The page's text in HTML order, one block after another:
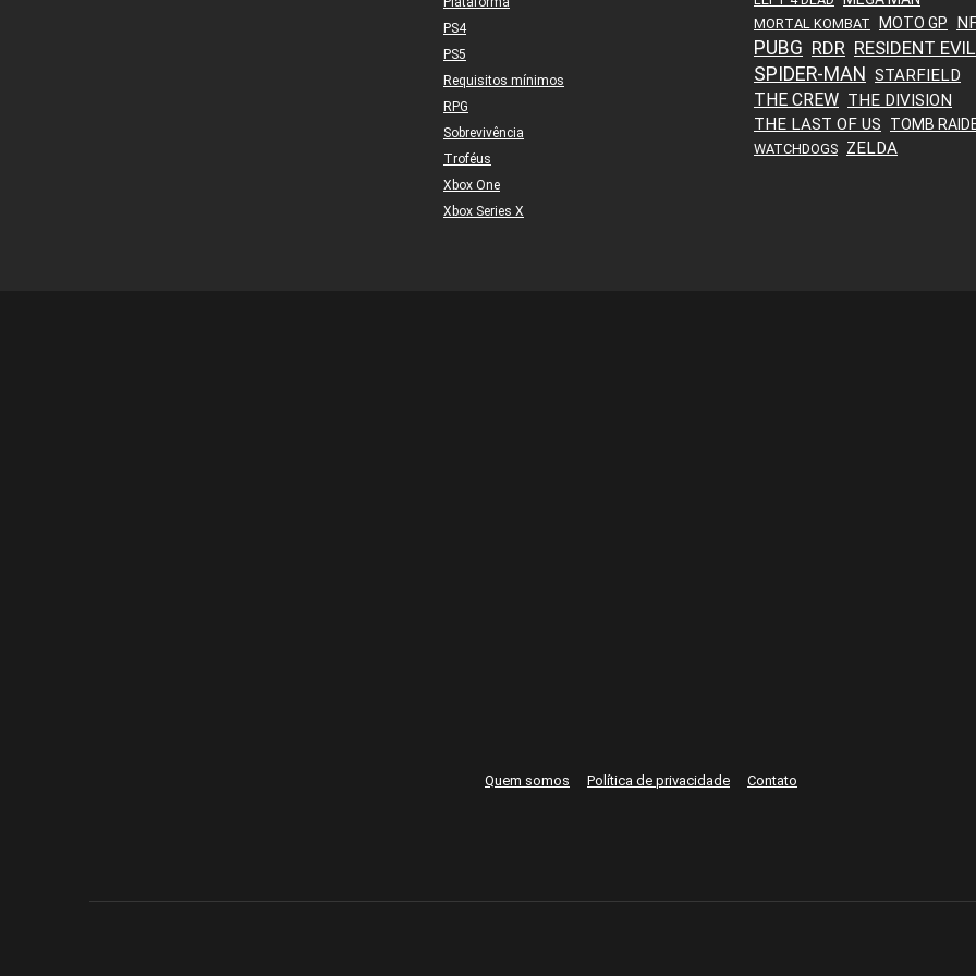
PS4
PS5
Requisitos mínimos
RPG
Sobrevivência
Troféus
Xbox One
Xbox Series X
MORTAL KOMBAT MOTO GP
PUBG RDR RESIDENT EVIL
SPIDER-MAN STARFIELD
THE CREW THE DIVISION
THE LAST OF US
TOMB
WATCHDOGS ZELDA
Quem somos Política de privacidade Contato